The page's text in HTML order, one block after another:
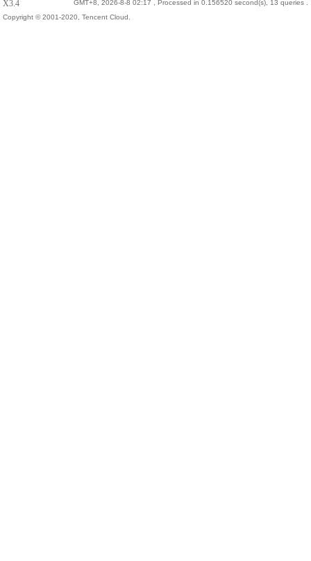
GMT+8, 2026-8-8 02:17 , Processed in 0.156520 second(s), 13 queries .
X3.4
Copyright © 2001-2020, Tencent Cloud.